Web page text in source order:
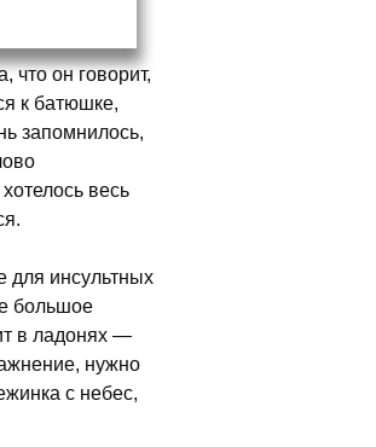
он говорит,
к батюшке,
запомнилось,
весь
для инсультных
большое
в ладонях —
нужно
с небес,